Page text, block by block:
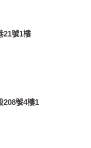
21號1樓
208號4樓1